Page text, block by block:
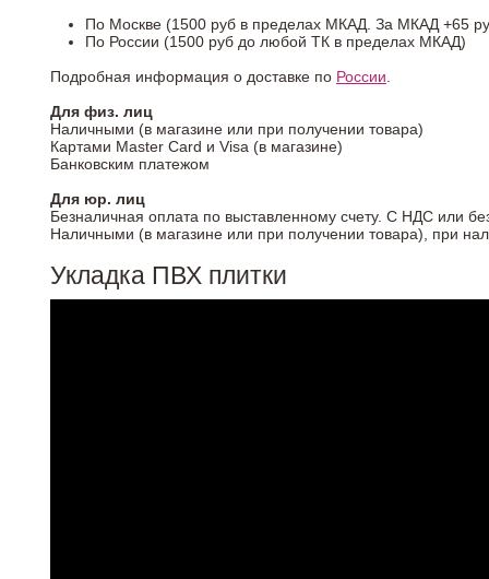
По Москве (1500 руб в пределах МКАД. За МКАД +65
По России (1500 руб до любой ТК в пределах МКАД)
Подробная информация о доставке по России.
Для физ. лиц
Наличными (в магазине или при получении товара)
Картами Master Card и Visa (в магазине)
Банковским платежом
Для юр. лиц
Безналичная оплата по выставленному счету. С НДС или
Наличными (в магазине или при получении товара), при
Укладка ПВХ плитки